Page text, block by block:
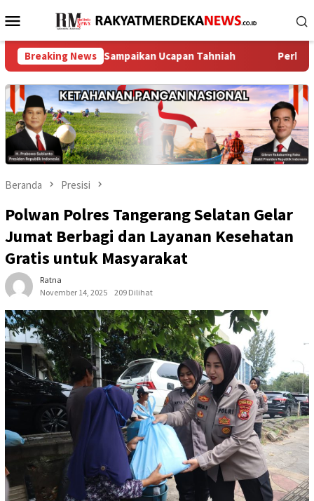
ke
Menu
Mobile
Breaking News
Sampaikan Ucapan Tahniah Perkuat Jaga
Beranda Presisi
Polwan Polres Tangerang Selatan Gelar
Jumat Berbagi dan Layanan Kesehatan
Gratis untuk Masyarakat
Ratna
November 14, 2025
209 Dilihat